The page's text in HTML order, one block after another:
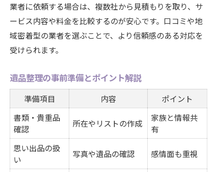
業者に依頼する場合は、複数社から見積もりを取り、サ
ービス内容や料金を比較するのが安心です。口コミや地
域密着型の業者を選ぶことで、より信頼感のある対応を
受けられます。
遺品整理の事前準備とポイント解説
準備項目 内容
ポイント
書類・貴重品
確認
所在やリストの作成
家族と情報共
有
思い出品の扱
い
写真や遺品の確認 感情面も重視